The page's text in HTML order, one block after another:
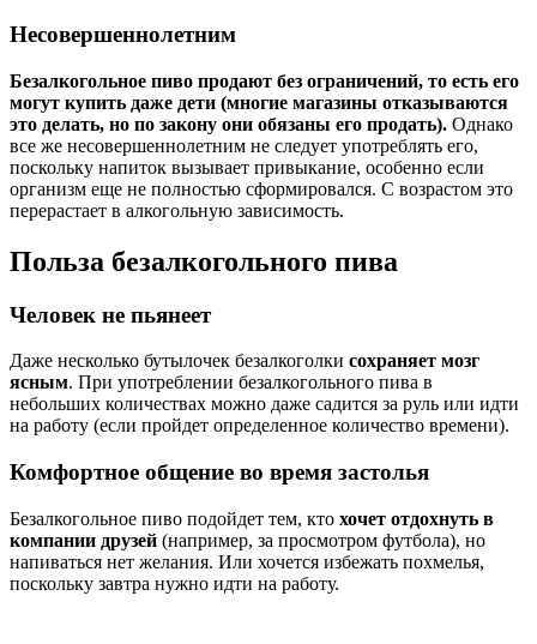
Несовершеннолетним
Безалкогольное пиво продают без ограничений, то есть его
могут купить даже дети (многие магазины отказываются
это делать, но по закону они обязаны его продать). Однако
все же несовершеннолетним не следует употреблять его,
поскольку напиток вызывает привыкание, особенно если
организм еще не полностью сформировался. С возрастом это
перерастает в алкогольную зависимость.
Польза безалкогольного пива
Человек не пьянеет
Даже несколько бутылочек безалкоголки сохраняет мозг
ясным. При употреблении безалкогольного пива в
небольших количествах можно даже садится за руль или идти
на работу (если пройдет определенное количество времени).
Комфортное общение во время застолья
Безалкогольное пиво подойдет тем, кто хочет отдохнуть в
компании друзей (например, за просмотром футбола), но
напиваться нет желания. Или хочется избежать похмелья,
поскольку завтра нужно идти на работу.